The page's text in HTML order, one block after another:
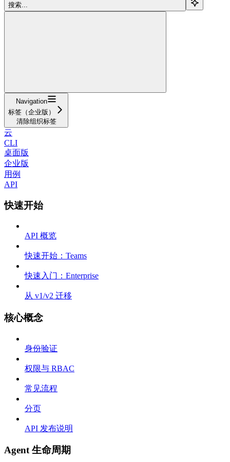
搜索...
Navigation
标签（企业版）
清除组织标签
云
CLI
桌面版
企业版
用例
API
快速开始
API 概览
快速开始：Teams
快速入门：Enterprise
从 v1/v2 迁移
核心概念
身份验证
权限与 RBAC
常见流程
分页
API 发布说明
Agent 生命周期